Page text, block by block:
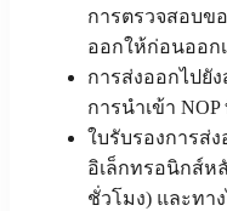
การตรวจสอบข
ออกให้ก่อนออก
การส่งออกไปยั
การนำเข้า
ใบรับรองการส่
อิเล็กทรอนิกส์ห
ชั่วโมง) และทา